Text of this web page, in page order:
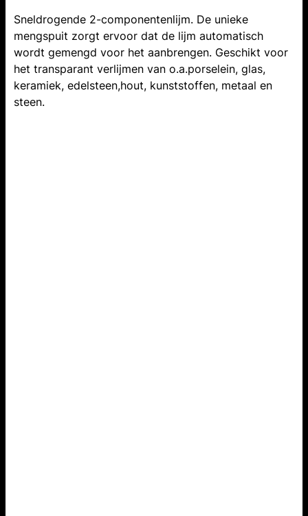
Sneldrogende 2-componentenlijm. De unieke
mengspuit zorgt ervoor dat de lijm automatisch
wordt gemengd voor het aanbrengen. Geschikt voor
het transparant verlijmen van o.a.porselein, glas,
keramiek, edelsteen,hout, kunststoffen, metaal en
steen.